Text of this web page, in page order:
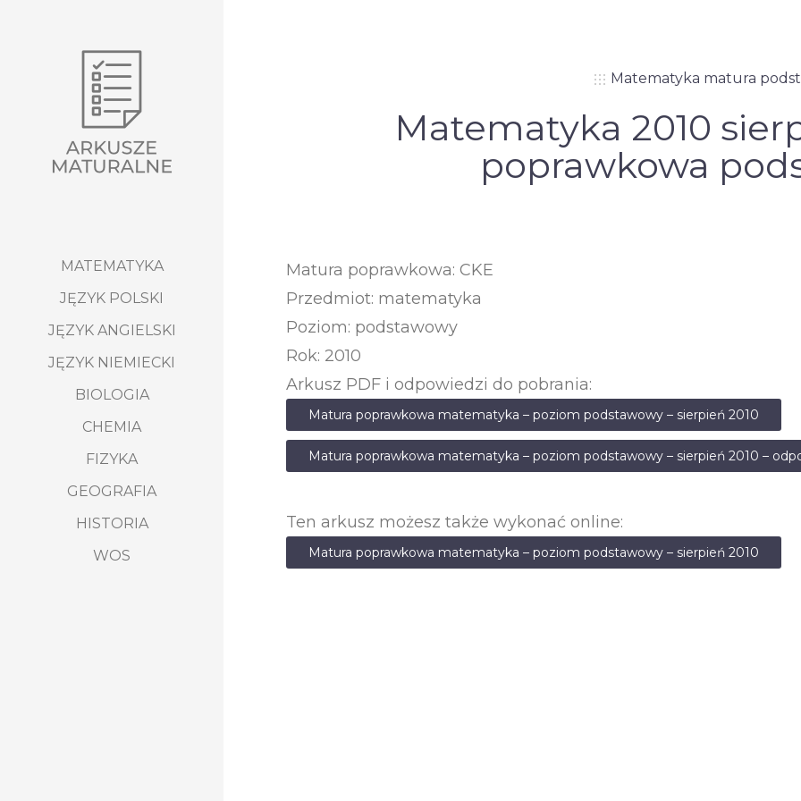
MATEMATYKA
JĘZYK POLSKI
JĘZYK ANGIELSKI
JĘZYK NIEMIECKI
BIOLOGIA
CHEMIA
FIZYKA
GEOGRAFIA
HISTORIA
WOS
Matematyka matura
Matematyka 2010
poprawkowa
Matura poprawkowa: CKE
Przedmiot: matematyka
Poziom: podstawowy
Rok: 2010
Arkusz PDF i odpowiedzi do pobrania:
Matura poprawkowa matematyka – poziom podstawowy – sierpień 2010
Matura poprawkowa matematyka – poziom podstawowy – sierpień 2010 –
Ten arkusz możesz także wykonać online:
Matura poprawkowa matematyka – poziom podstawowy – sierpień 2010